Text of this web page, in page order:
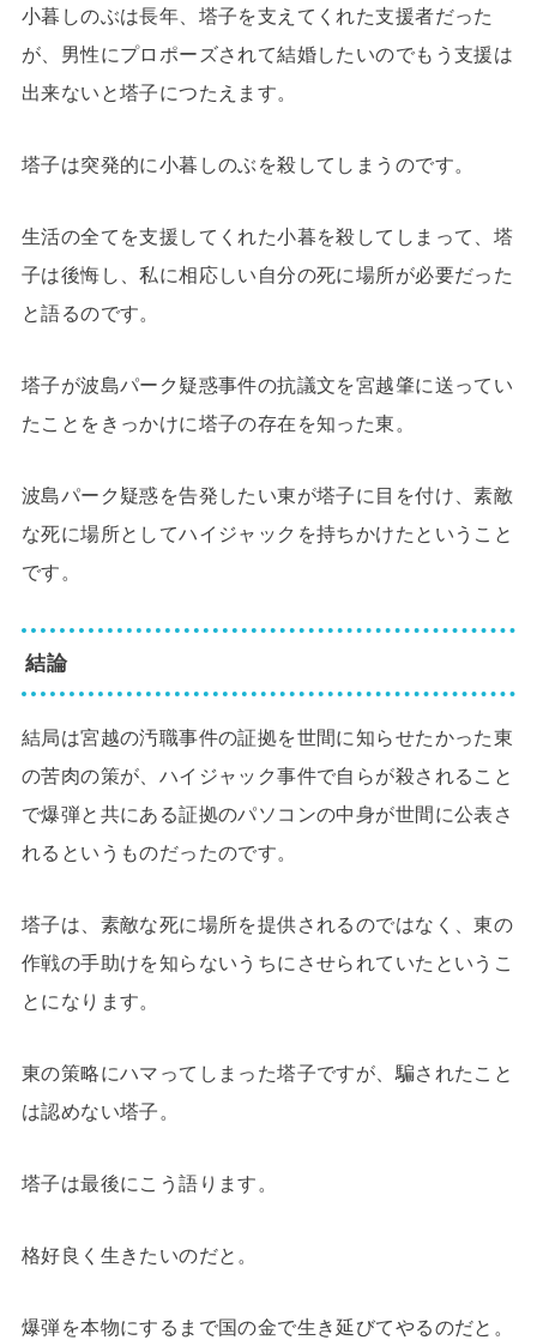
小暮しのぶは長年、塔子を支えてくれた支援者だった
が、男性にプロポーズされて結婚したいのでもう支援は
出来ないと塔子につたえます。
塔子は突発的に小暮しのぶを殺してしまうのです。
生活の全てを支援してくれた小暮を殺してしまって、塔
子は後悔し、私に相応しい自分の死に場所が必要だった
と語るのです。
塔子が波島パーク疑惑事件の抗議文を宮越肇に送ってい
たことをきっかけに塔子の存在を知った東。
波島パーク疑惑を告発したい東が塔子に目を付け、素敵
な死に場所としてハイジャックを持ちかけたということ
です。
結論
結局は宮越の汚職事件の証拠を世間に知らせたかった東
の苦肉の策が、ハイジャック事件で自らが殺されること
で爆弾と共にある証拠のパソコンの中身が世間に公表さ
れるというものだったのです。
塔子は、素敵な死に場所を提供されるのではなく、東の
作戦の手助けを知らないうちにさせられていたというこ
とになります。
東の策略にハマってしまった塔子ですが、騙されたこと
は認めない塔子。
塔子は最後にこう語ります。
格好良く生きたいのだと。
爆弾を本物にするまで国の金で生き延びてやるのだと。